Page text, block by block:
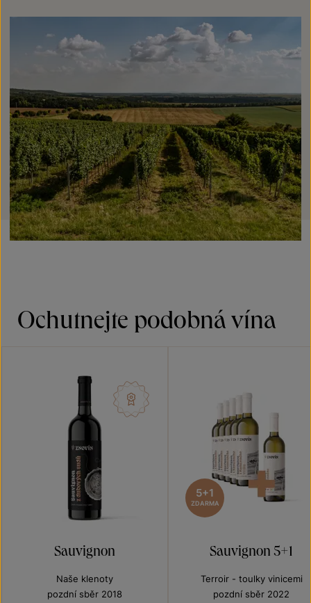
Ochutnejte podobná vína
Sauvignon
Naše klenoty
pozdní sběr 2018
5+1
ZDARMA
Sauvignon 5+1
Terroir - toulky vinicemi
pozdní sběr 2022